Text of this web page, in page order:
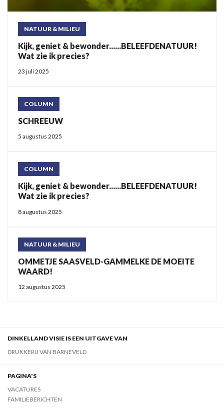
NATUUR & MILIEU
Kijk, geniet & bewonder......BELEEFDENATUUR!
Wat zie ik precies?
23 juli 2025
COLUMN
SCHREEUW
5 augustus 2025
COLUMN
Kijk, geniet & bewonder......BELEEFDENATUUR!
Wat zie ik precies?
8 augustus 2025
NATUUR & MILIEU
OMMETJE SAASVELD-GAMMELKE DE MOEITE
WAARD!
12 augustus 2025
DINKELLAND VISIE IS EEN UITGAVE VAN
DRUKKERIJ VAN BARNEVELD
PAGINA'S
VACATURES
FAMILIEBERICHTEN